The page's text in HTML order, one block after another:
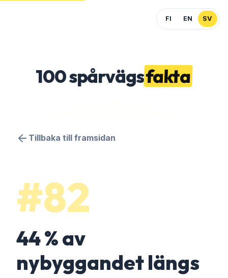
FI EN SV
100spårvägsfakta
Tillbaka till framsidan
#82
44 % av
nybyggandet längs